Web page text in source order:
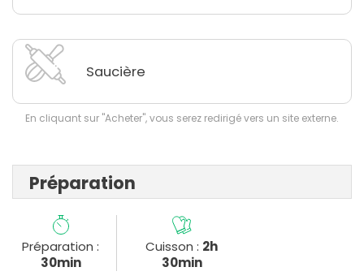
Saucière
En cliquant sur "Acheter", vous serez redirigé vers un site externe.
Préparation
Préparation :
30min
Cuisson : 2h
30min